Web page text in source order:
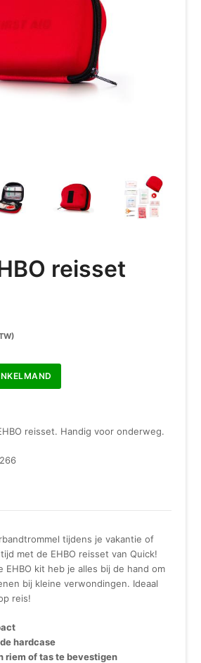
reisset
reisset. Handig voor onderweg.
tijdens je vakantie of
met de EHBO reisset van Quick!
EHBO kit heb je alles bij de hand om
bij kleine verwondingen. Ideaal
reis!
hardcase
riem of tas te bevestigen